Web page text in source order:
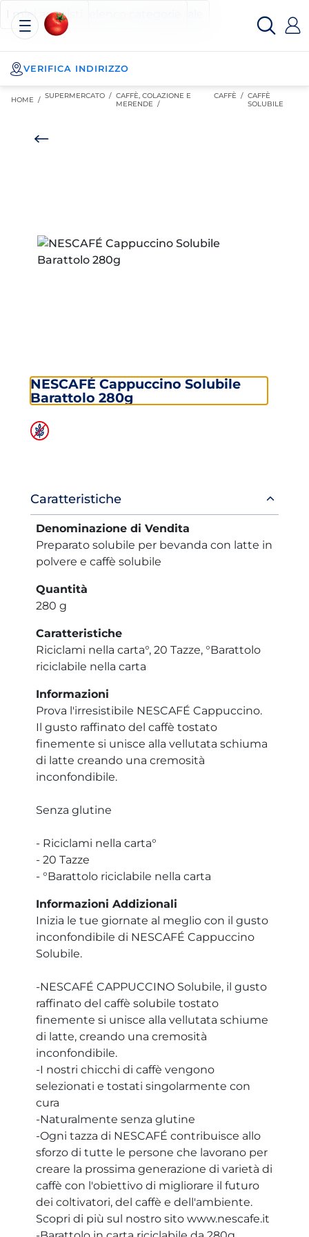
Posizionati sul contenuto principale
Posizionati sull'elenco categorie
I miei acquisti
Esselunga
Spesa
Online
VERIFICA INDIRIZZO
HOME / SUPERMERCATO / CAFFÈ, COLAZIONE E
MERENDE /
CAFFÈ / CAFFÈ
SOLUBILE
NESCAFÉ Cappuccino Solubile
Barattolo 280g
Informazioni
prodotto
Caratteristiche
Denominazione di Vendita
Preparato solubile per bevanda con latte in
polvere e caffè solubile
Quantità
280 g
Caratteristiche
Riciclami nella carta°, 20 Tazze, °Barattolo
riciclabile nella carta
Informazioni
Prova l'irresistibile NESCAFÉ Cappuccino.
Il gusto raffinato del caffè tostato
finemente si unisce alla vellutata schiuma
di latte creando una cremosità
inconfondibile.
Senza glutine
- Riciclami nella carta°
- 20 Tazze
- °Barattolo riciclabile nella carta
Informazioni Addizionali
Inizia le tue giornate al meglio con il gusto
inconfondibile di NESCAFÉ Cappuccino
Solubile.
-NESCAFÉ CAPPUCCINO Solubile, il gusto
raffinato del caffè solubile tostato
finemente si unisce alla vellutata schiume
di latte, creando una cremosità
inconfondibile.
-I nostri chicchi di caffè vengono
selezionati e tostati singolarmente con
cura
-Naturalmente senza glutine
-Ogni tazza di NESCAFÉ contribuisce allo
sforzo di tutte le persone che lavorano per
creare la prossima generazione di varietà di
caffè con l'obiettivo di migliorare il futuro
dei coltivatori, del caffè e dell'ambiente.
Scopri di più sul nostro sito www.nescafe.it